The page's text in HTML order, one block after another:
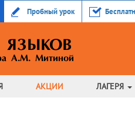
Пробный урок
ЯЗЫКОВ
А.М. Митиной
АКЦИИ ЛАГЕРЯ